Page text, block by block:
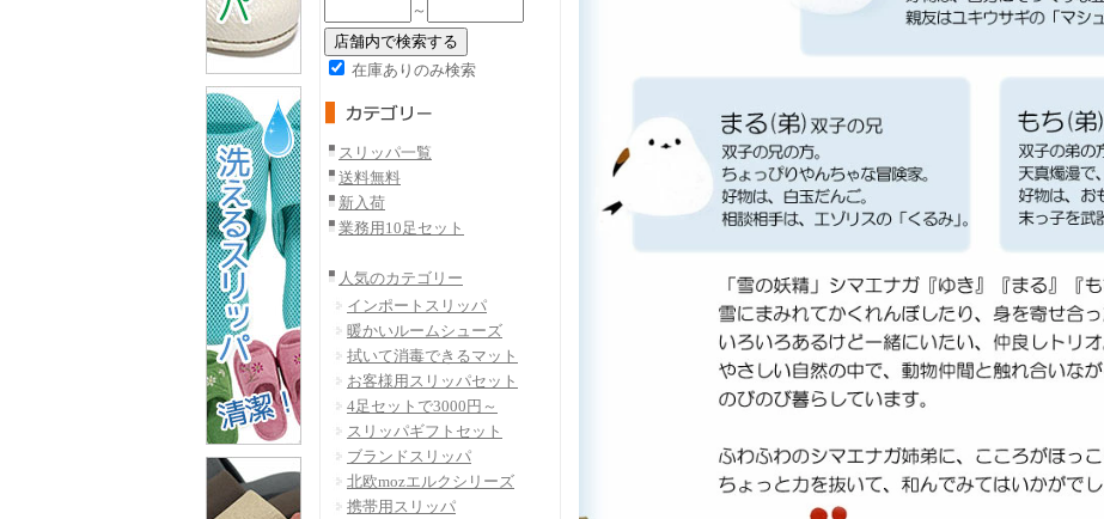
～
在庫ありのみ検索
スリッパ一覧
送料無料
新入荷
業務用10足セット
人気のカテゴリー
インポートスリッパ
暖かいルームシューズ
拭いて消毒できるマット
お客様用スリッパセット
4足セットで3000円～
スリッパギフトセット
ブランドスリッパ
北欧mozエルクシリーズ
携帯用スリッパ